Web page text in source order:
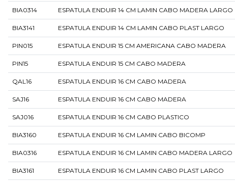
BIA0314 ESPATULA ENDUIR 14 CM LAMIN CABO MADERA LARGO
BIA3141 ESPATULA ENDUIR 14 CM LAMIN CABO PLAST LARGO
PIN015 ESPATULA ENDUIR 15 CM AMERICANA CABO MADERA
PIN15 ESPATULA ENDUIR 15 CM CABO MADERA
QAL16 ESPATULA ENDUIR 16 CM CABO MADERA
SAJ16 ESPATULA ENDUIR 16 CM CABO MADERA
SAJ016 ESPATULA ENDUIR 16 CM CABO PLASTICO
BIA3160 ESPATULA ENDUIR 16 CM LAMIN CABO BICOMP
BIA0316 ESPATULA ENDUIR 16 CM LAMIN CABO MADERA LARGO
BIA3161 ESPATULA ENDUIR 16 CM LAMIN CABO PLAST LARGO